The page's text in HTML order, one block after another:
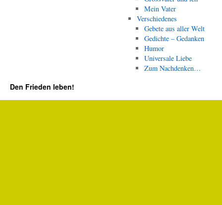
Mein Vater
Verschiedenes
Gebete aus aller Welt
Gedichte – Gedanken
Humor
Universale Liebe
Zum Nachdenken…
Den Frieden leben!